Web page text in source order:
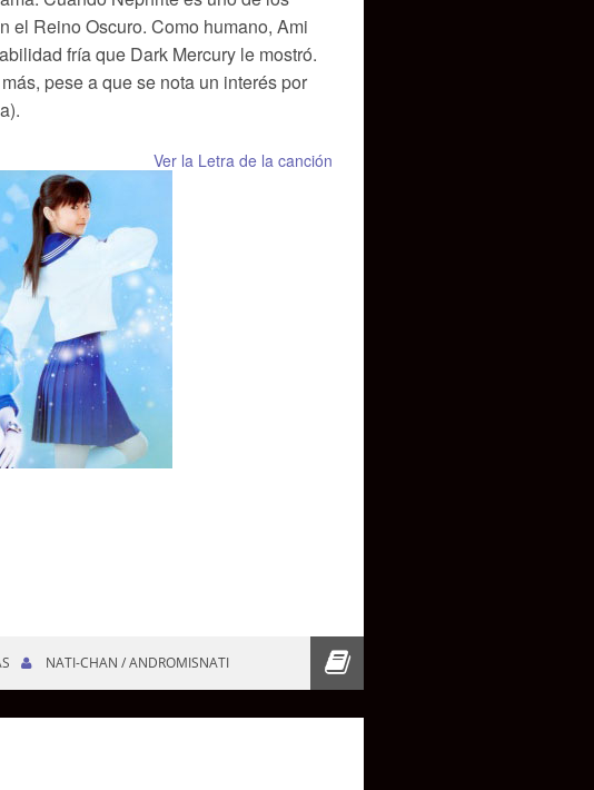
el Reino Oscuro. Como humano, Ami
fría que Dark Mercury le mostró.
pese a que se nota un interés por
Ver la Letra de la canción
NATI-CHAN / ANDROMISNATI